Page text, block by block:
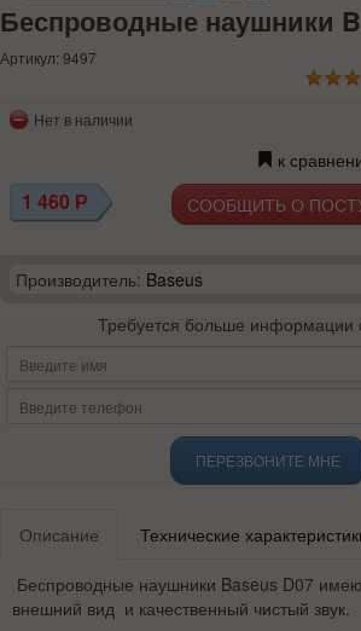
Беспроводные наушники
Артикул: 9497
Нет в наличии
к
1 460 Р СООБЩИТЬ О
Производитель: Baseus
Требуется больше информации
ПЕРЕЗВОНИТЕ МНЕ
Описание Технические
Беспроводные наушники Baseus D07
внешний вид и качественный чистый звук.